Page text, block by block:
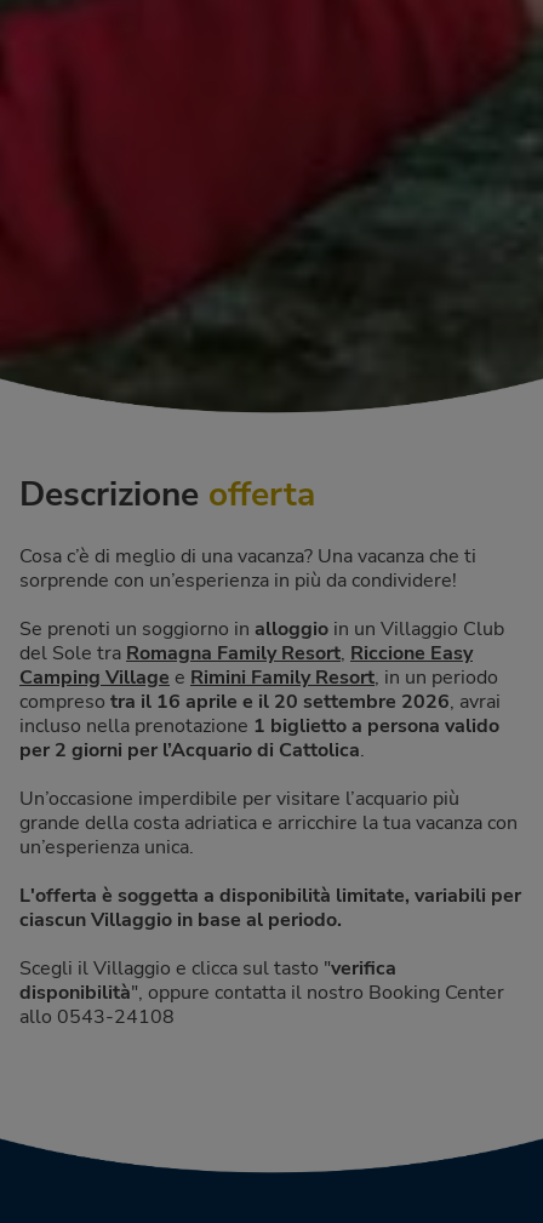
Descrizione offerta
Cosa c’è di meglio di una vacanza? Una vacanza che ti
sorprende con un’esperienza in più da condividere!
Se prenoti un soggiorno in alloggio in un Villaggio Club
del Sole tra Romagna Family Resort, Riccione Easy
Camping Village e Rimini Family Resort, in un periodo
compreso tra il 16 aprile e il 20 settembre 2026, avrai
incluso nella prenotazione 1 biglietto a persona valido
per 2 giorni per l’Acquario di Cattolica.
Un’occasione imperdibile per visitare l’acquario più
grande della costa adriatica e arricchire la tua vacanza con
un’esperienza unica.
L'offerta è soggetta a disponibilità limitate, variabili per
ciascun Villaggio in base al periodo.
Scegli il Villaggio e clicca sul tasto "verifica
disponibilità", oppure contatta il nostro Booking Center
allo 0543-24108